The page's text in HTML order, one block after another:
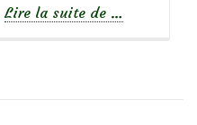
Lire la suite de
Oiseaux
…